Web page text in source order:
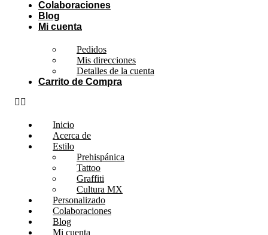
Colaboraciones
Blog
Mi cuenta
Pedidos
Mis direcciones
Detalles de la cuenta
Carrito de Compra
Inicio
Acerca de
Estilo
Prehispánica
Tattoo
Graffiti
Cultura MX
Personalizado
Colaboraciones
Blog
Mi cuenta